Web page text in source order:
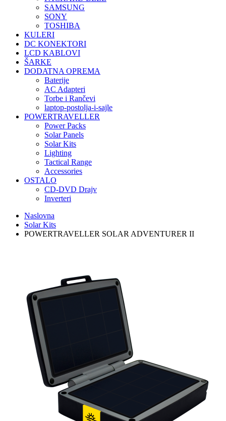
SAMSUNG
SONY
TOSHIBA
KULERI
DC KONEKTORI
LCD KABLOVI
ŠARKE
DODATNA OPREMA
Baterije
AC Adapteri
Torbe i Rančevi
laptop-postolja-i-sajle
POWERTRAVELLER
Power Packs
Solar Panels
Solar Kits
Lighting
Tactical Range
Accessories
OSTALO
CD-DVD Drajv
Inverteri
Naslovna
Solar Kits
POWERTRAVELLER SOLAR ADVENTURER II